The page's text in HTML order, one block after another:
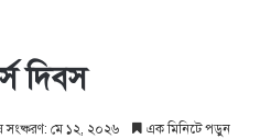
দিবস
সংষ্করণ: মে ১২, ২০২৬ এক মিনিটে পড়ুন